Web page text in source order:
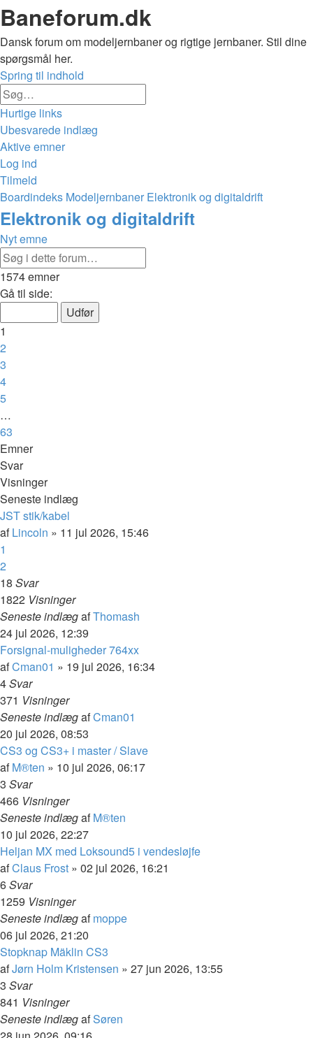
Baneforum.dk
Dansk forum om modeljernbaner og rigtige jernbaner. Stil dine
spørgsmål her.
Spring til indhold
Hurtige links
Ubesvarede indlæg
Aktive emner
Log ind
Tilmeld
Boardindeks Modeljernbaner Elektronik og digitaldrift
Søg
Elektronik og digitaldrift
Nyt emne
1574 emner
Side
af
63
Gå til side:
1
2
3
4
5
…
63
Næste
Emner
Svar
Visninger
Seneste indlæg
JST stik/kabel
afLincoln » 11 jul 2026, 15:46
1
2
18 Svar
1822 Visninger
Seneste indlægafThomash
24 jul 2026, 12:39
Forsignal-muligheder 764xx
afCman01 » 19 jul 2026, 16:34
4Svar
371 Visninger
Seneste indlægafCman01
20 jul 2026, 08:53
CS3 og CS3+ i master / Slave
afM®ten » 10 jul 2026, 06:17
3 Svar
466 Visninger
Seneste indlægafM®ten
10 jul 2026, 22:27
Heljan MX med Loksound5 i vendesløjfe
afClaus Frost » 02 jul 2026, 16:21
6Svar
1259 Visninger
Seneste indlægafmoppe
06 jul 2026, 21:20
Stopknap Mäklin CS3
afJørn Holm Kristensen » 27 jun 2026, 13:55
3 Svar
841 Visninger
Seneste indlægafSøren